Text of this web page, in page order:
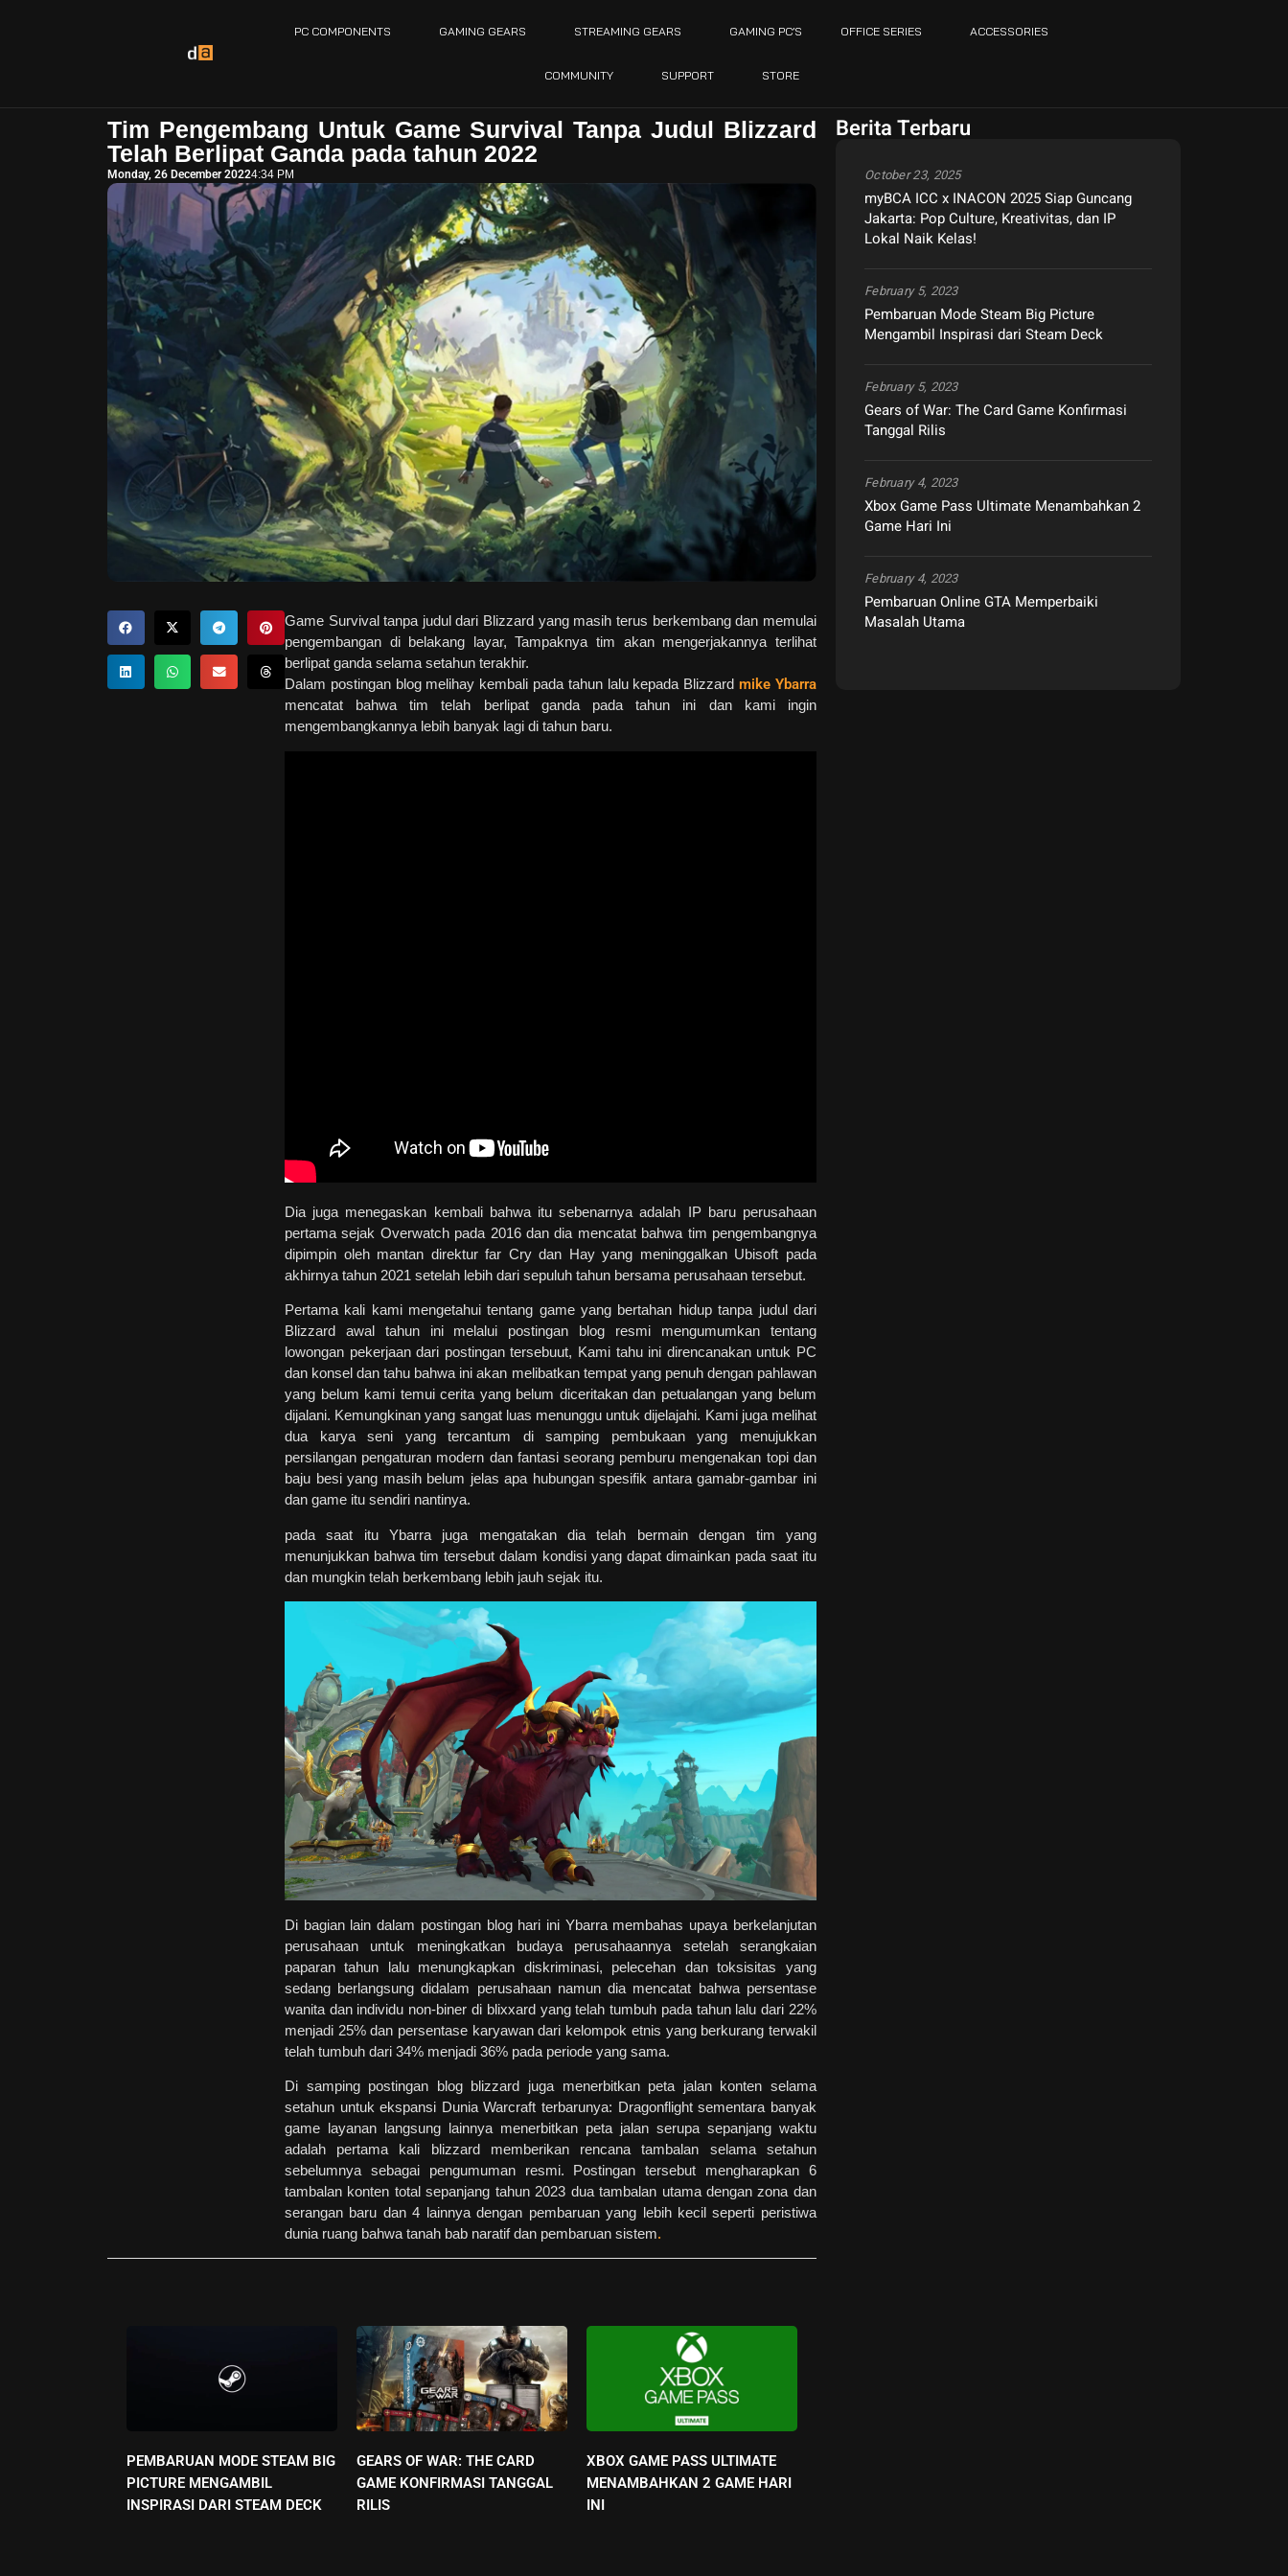
PC COMPONENTS GAMING GEARS STREAMING GEARS GAMING PC’S OFFICE SERIES ACCESSORIES
COMMUNITY SUPPORT STORE
Tim Pengembang Untuk Game Survival Tanpa Judul Blizzard
Telah Berlipat Ganda pada tahun 2022
Monday, 26 December 20224:34 PM
Game Survival tanpa judul dari Blizzard yang masih terus berkembang dan memulai
pengembangan di belakang layar, Tampaknya tim akan mengerjakannya terlihat
berlipat ganda selama setahun terakhir.
Dalam postingan blog melihay kembali pada tahun lalu kepada Blizzardmike Ybarra
mencatat bahwa tim telah berlipat ganda pada tahun ini dan kami ingin
mengembangkannya lebih banyak lagi di tahun baru.
Dia juga menegaskan kembali bahwa itu sebenarnya adalah IP baru perusahaan
pertama sejak Overwatch pada 2016 dan dia mencatat bahwa tim pengembangnya
dipimpin oleh mantan direktur far Cry dan Hay yang meninggalkan Ubisoft pada
akhirnya tahun 2021 setelah lebih dari sepuluh tahun bersama perusahaan tersebut.
Pertama kali kami mengetahui tentang game yang bertahan hidup tanpa judul dari
Blizzard awal tahun ini melalui postingan blog resmi mengumumkan tentang
lowongan pekerjaan dari postingan tersebuut, Kami tahu ini direncanakan untuk PC
dan konsel dan tahu bahwa ini akan melibatkan tempat yang penuh dengan pahlawan
yang belum kami temui cerita yang belum diceritakan dan petualangan yang belum
dijalani. Kemungkinan yang sangat luas menunggu untuk dijelajahi. Kami juga melihat
dua karya seni yang tercantum di samping pembukaan yang menujukkan
persilangan pengaturan modern dan fantasi seorang pemburu mengenakan topi dan
baju besi yang masih belum jelas apa hubungan spesifik antara gamabr-gambar ini
dan game itu sendiri nantinya.
pada saat itu Ybarra juga mengatakan dia telah bermain dengan tim yang
menunjukkan bahwa tim tersebut dalam kondisi yang dapat dimainkan pada saat itu
dan mungkin telah berkembang lebih jauh sejak itu.
Di bagian lain dalam postingan blog hari ini Ybarra membahas upaya berkelanjutan
perusahaan untuk meningkatkan budaya perusahaannya setelah serangkaian
paparan tahun lalu menungkapkan diskriminasi, pelecehan dan toksisitas yang
sedang berlangsung didalam perusahaan namun dia mencatat bahwa persentase
wanita dan individu non-biner di blixxard yang telah tumbuh pada tahun lalu dari 22%
menjadi 25% dan persentase karyawan dari kelompok etnis yang berkurang terwakil
telah tumbuh dari 34% menjadi 36% pada periode yang sama.
Di samping postingan blog blizzard juga menerbitkan peta jalan konten selama
setahun untuk ekspansi Dunia Warcraft terbarunya: Dragonflight sementara banyak
game layanan langsung lainnya menerbitkan peta jalan serupa sepanjang waktu
adalah pertama kali blizzard memberikan rencana tambalan selama setahun
sebelumnya sebagai pengumuman resmi. Postingan tersebut mengharapkan 6
tambalan konten total sepanjang tahun 2023 dua tambalan utama dengan zona dan
serangan baru dan 4 lainnya dengan pembaruan yang lebih kecil seperti peristiwa
dunia ruang bahwa tanah bab naratif dan pembaruan sistem.
PEMBARUAN MODE STEAM BIG
PICTURE MENGAMBIL
INSPIRASI DARI STEAM DECK
GEARS OF WAR: THE CARD
GAME KONFIRMASI TANGGAL
RILIS
XBOX GAME PASS ULTIMATE
MENAMBAHKAN 2 GAME HARI
INI
Berita Terbaru
myBCA ICC x INACON 2025 Siap Guncang
Jakarta: Pop Culture, Kreativitas, dan IP
Lokal Naik Kelas!
October 23, 2025
Pembaruan Mode Steam Big Picture
Mengambil Inspirasi dari Steam Deck
February 5, 2023
Gears of War: The Card Game Konfirmasi
Tanggal Rilis
February 5, 2023
Xbox Game Pass Ultimate Menambahkan 2
Game Hari Ini
February 4, 2023
Pembaruan Online GTA Memperbaiki
Masalah Utama
February 4, 2023